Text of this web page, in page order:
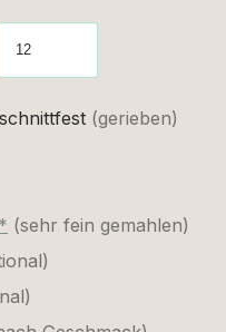
(gerieben)
(sehr fein gemahlen)